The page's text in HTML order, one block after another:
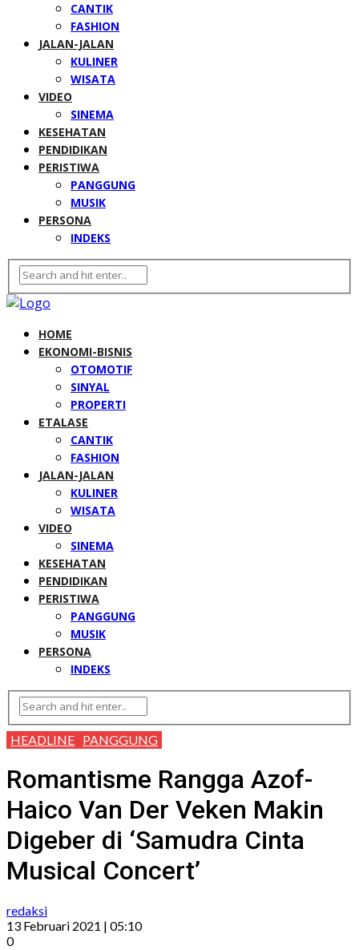
CANTIK
FASHION
JALAN-JALAN
KULINER
WISATA
VIDEO
SINEMA
KESEHATAN
PENDIDIKAN
PERISTIWA
PANGGUNG
MUSIK
PERSONA
INDEKS
HOME
EKONOMI-BISNIS
OTOMOTIF
SINYAL
PROPERTI
ETALASE
CANTIK
FASHION
JALAN-JALAN
KULINER
WISATA
VIDEO
SINEMA
KESEHATAN
PENDIDIKAN
PERISTIWA
PANGGUNG
MUSIK
PERSONA
INDEKS
HEADLINE PANGGUNG
Romantisme Rangga Azof-
Haico Van Der Veken Makin
Digeber di ‘Samudra Cinta
Musical Concert’
redaksi
13 Februari 2021 | 05:10
0